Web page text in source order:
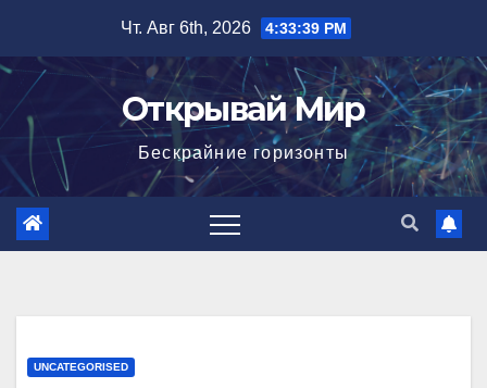
содержимому
Чт. Авг 6th, 2026 4:33:40 PM
Открывай Мир
Бескрайние горизонты
UNCATEGORISED